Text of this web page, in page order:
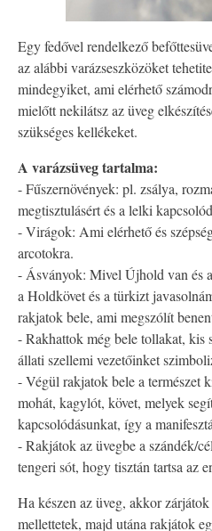
Egy fedővel rendelkező
az alábbi varázseszközöket
mindegyiket, ami elérhető
mielőtt nekilátsz az üveg
szükséges kellékeket.
A varázsüveg tartalma:
- Fűszernövények: pl. zsálya,
megtisztulásért és a lelki
- Virágok: Ami elérhető és
arcotokra.
- Ásványok: Mivel Újhold van és
a Holdkövet és a türkizt
rakjatok bele, ami megszólít
- Rakhattok még bele tollakat, kis
állati szellemi vezetőinket
- Végül rakjatok bele a természet
mohát, kagylót, követ, melyek
kapcsolódásunkat, így a
- Rakjátok az üvegbe a szándék/
tengeri sót, hogy tisztán tartsa az
Ha készen az üveg, akkor
mellettetek, majd utána rakjátok